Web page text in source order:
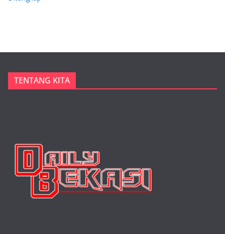
TENTANG KITA